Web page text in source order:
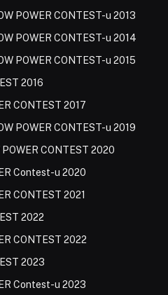
POWER CONTEST-u 2013
POWER CONTEST-u 2014
POWER CONTEST-u 2015
2016
CONTEST 2017
POWER CONTEST-u 2019
CONTEST 2020
Contest-u 2020
CONTEST 2021
2022
CONTEST 2022
2023
Contest-u 2023